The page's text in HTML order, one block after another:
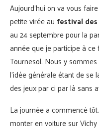
Aujourd’hui on va vous
petite virée au festival
au 24 septembre pour la
année que je participe à
Tournesol. Nous y
l’idée générale étant de se
des jeux par ci par là sans
La journée a commencé
monter en voiture sur